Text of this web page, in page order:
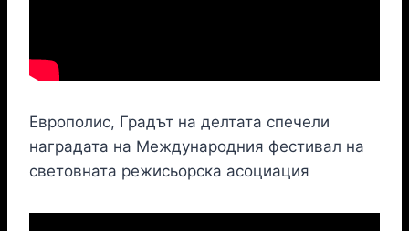
Европолис, Градът на делтата спечели
наградата на Международния фестивал на
световната режисьорска асоциация